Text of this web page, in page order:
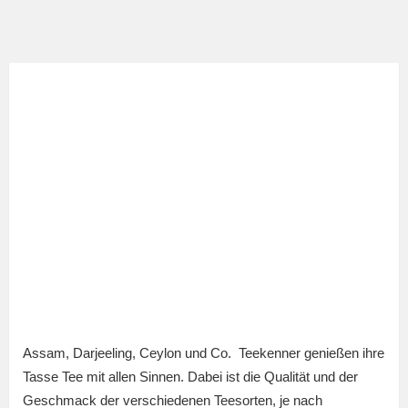
Assam, Darjeeling, Ceylon und Co. Teekenner genießen ihre
Tasse Tee mit allen Sinnen. Dabei ist die Qualität und der
Geschmack der verschiedenen Teesorten, je nach